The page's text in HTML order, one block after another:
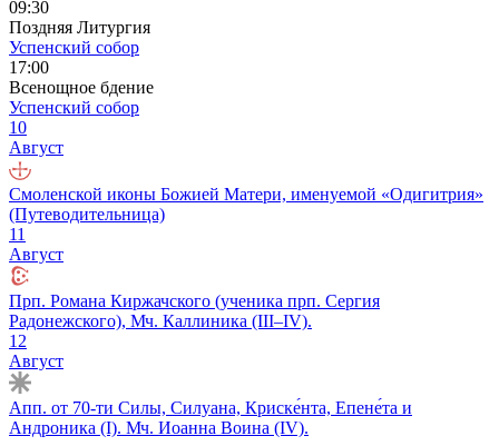
09:30
Поздняя Литургия
Успенский собор
17:00
Всенощное бдение
Успенский собор
10
Август
Смоленской иконы Божией Матери, именуемой «Одигитрия»
(Путеводительница)
11
Август
Прп. Романа Киржачского (ученика прп. Сергия
Радонежского), Мч. Каллиника (III–IV).
12
Август
Апп. от 70-ти Силы, Силуана, Криске́нта, Епене́та и
Андроника (I). Мч. Иоанна Воина (IV).